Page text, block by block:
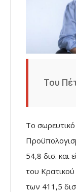
Του
Το
54,8 δισ. και
του
των 411,5